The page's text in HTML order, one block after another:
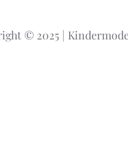
e
© 2025 |